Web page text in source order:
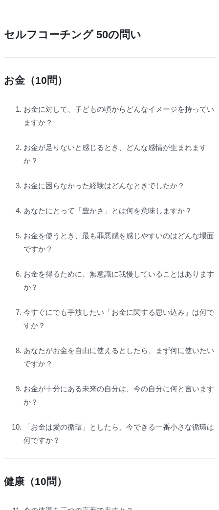
セルフコーチング 50の問い
お金（10問）
お金に対して、子どもの頃からどんなイメージを持ってい
ますか？
お金が足りないと感じるとき、どんな感情が生まれます
か？
お金に困らなかった経験はどんなときでしたか？
あなたにとって「豊かさ」とは何を意味しますか？
お金を使うとき、最も罪悪感を感じやすいのはどんな場面
ですか？
お金を得るために、無意識に我慢していることはあります
か？
今すぐにでも手放したい「お金に関する思い込み」は何で
すか？
あなたがお金を自由に使えるとしたら、まず何に使いたい
ですか？
お金が十分にある未来の自分は、今の自分に何と言います
か？
「お金は愛の循環」としたら、今できる一番小さな循環は
何ですか？
健康（10問）